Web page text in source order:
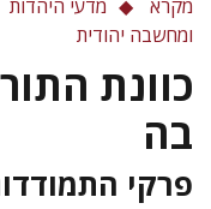
מקרא מדעי היהדות
ומחשבה יהודית
כוונת
בה
פרקי